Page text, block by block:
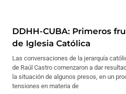
DDHH-CUBA: Primeros
de Iglesia Católica
Las conversaciones de la jerarquía
de Raúl Castro comenzaron a dar
la situación de algunos presos, en un
tensiones en materia de